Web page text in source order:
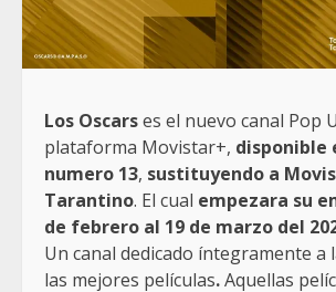
Los Oscarses el nuevo canal Pop
plataforma Movistar+, disponible
numero 13, sustituyendo a
Tarantino. El cual empezara su
de febrero al 19 de marzo del
Un canal dedicado íntegramente a
las mejores películas.Aquellas